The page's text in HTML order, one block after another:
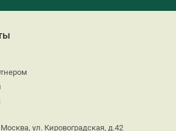
Москва, ул. Кировоградская, д.42